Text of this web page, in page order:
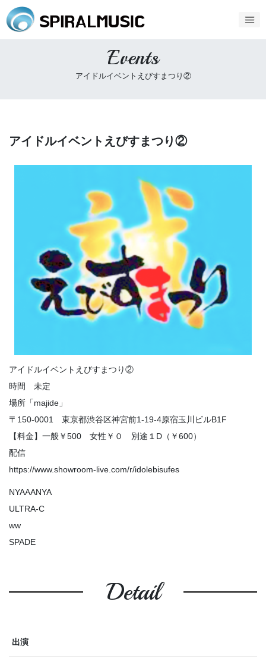
Events
アイドルイベントえびすまつり②
アイドルイベントえびすまつり②
アイドルイベントえびすまつり②
時間 未定
場所「majide」
〒150-0001 東京都渋谷区神宮前1-19-4原宿玉川ビルB1F
【料金】一般￥500 女性￥０ 別途１D（￥600）
配信
https://www.showroom-live.com/r/idolebisufes
NYAAANYA
ULTRA-C
ww
SPADE
Detail
出演